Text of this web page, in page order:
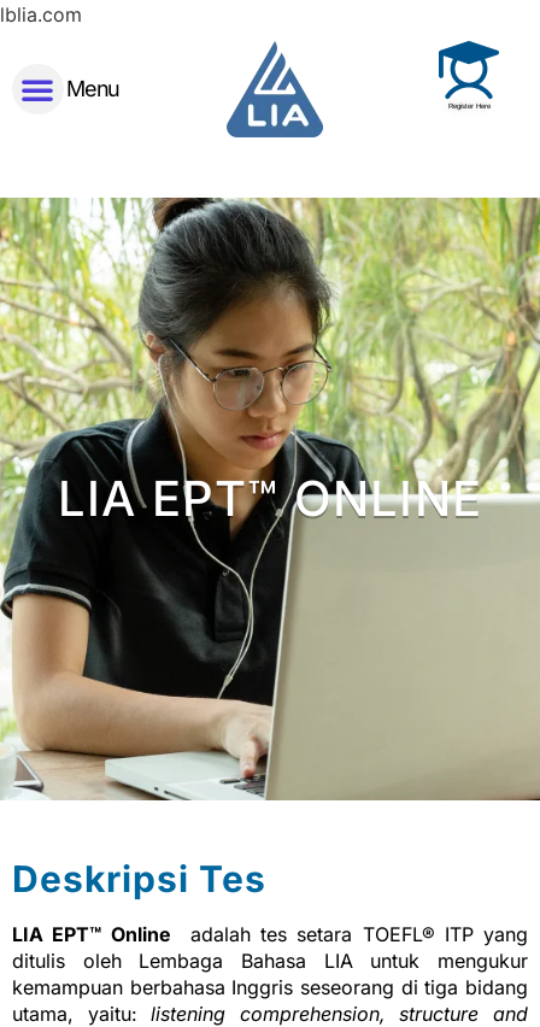
lblia.com
Menu
Register Here
LIA EPT™ ONLINE
Deskripsi Tes
LIA EPT™ Online
adalah tes setara TOEFL® ITP yang
ditulis oleh Lembaga Bahasa LIA untuk mengukur
kemampuan berbahasa Inggris seseorang di tiga bidang
utama, yaitu:listening comprehension, structure and